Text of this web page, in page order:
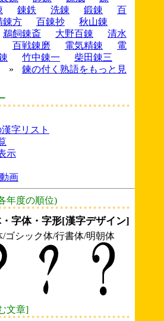
錬鉄 洗錬 鍛錬
百
錬方 百錬抄
秋山錬
鵜飼錬斎 大野百錬
清水
百戦錬磨 電気精錬
電
竹中錬一
柴田錬三
»
鍊の付く熟語をもっと見
字リスト
示
画
年度の順位)
字体・字形[漢字デザイン]
ゴシック体/行書体/明朝体
文章]